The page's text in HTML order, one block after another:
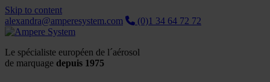
Skip to content
alexandra@amperesystem.com
(0)1 34 64 72 72
Le spécialiste européen de l´aérosol
de marquage depuis 1975